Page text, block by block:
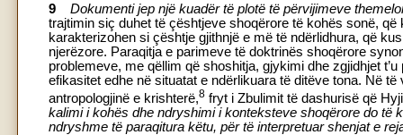
9
Dokumenti jep një kuadër të plotë të përvijimeve
trajtimin siç duhet të çështjeve shoqërore të kohës sonë,
karakterizohen si çështje gjithnjë e më të ndërlidhura, që
njerëzore. Paraqitja e parimeve të doktrinës shoqërore
problemeve, me qëllim që shoshitja, gjykimi dhe zgjidhjet
efikasitet edhe në situatat e ndërlikuara të ditëve tona. Në
antropologjinë e krishterë,8 fryt i Zbulimit të dashurisë që
kalimi i kohës dhe ndryshimi i konteksteve shoqërore do të
ndryshme të paraqitura këtu, për të interpretuar shenjat e